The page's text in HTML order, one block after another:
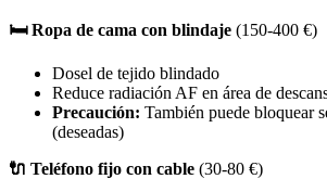
🛏️ Ropa de cama con blindaje (150-400 €)
Dosel de tejido blindado
Reduce radiación AF en área de
Precaución: También puede bloquear
(deseadas)
🔌 Teléfono fijo con cable (30-80 €)